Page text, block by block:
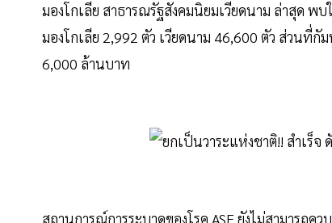
มองโกเลีย สาธารณรัฐสังคมนิยมเวียดนาม ล่าสุด พ
มองโกเลีย 2,992 ตัว เวียดนาม 46,600 ตัว ส่วนที่
6,000 ล้านบาท
สถานการณ์การระบาดของโรค ASF ยังไม่สามารถค